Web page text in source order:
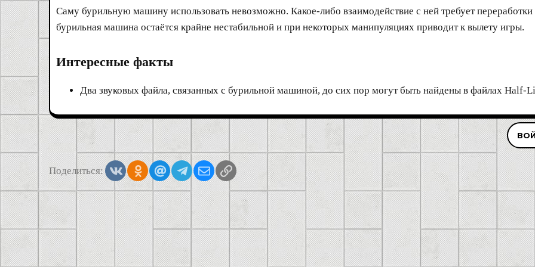
Саму бурильную машину использовать невозможно. Какое-либо взаимодействие с ней требует
бурильная машина остаётся крайне нестабильной и при некоторых манипуляциях приводит к вылету игры.
Интересные факты
Два звуковых файла, связанных с бурильной машиной, до сих пор могут быть найдены в файлах Half-
Поделиться: VkontakteOdnoklassniki
Mail.ruTelegramЭлектронная почта
Ссылка